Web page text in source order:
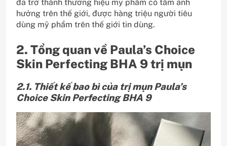
đã trở thành thương hiệu mỹ phẩm có tầm ảnh
hưởng trên thế giới, được hàng triệu người tiêu
dùng mỹ phẩm trên thế giới tin dùng.
2. Tổng quan về Paula’s Choice
Skin Perfecting BHA 9 trị mụn
2.1. Thiết kế bao bì của trị mụn Paula’s
Choice Skin Perfecting BHA 9